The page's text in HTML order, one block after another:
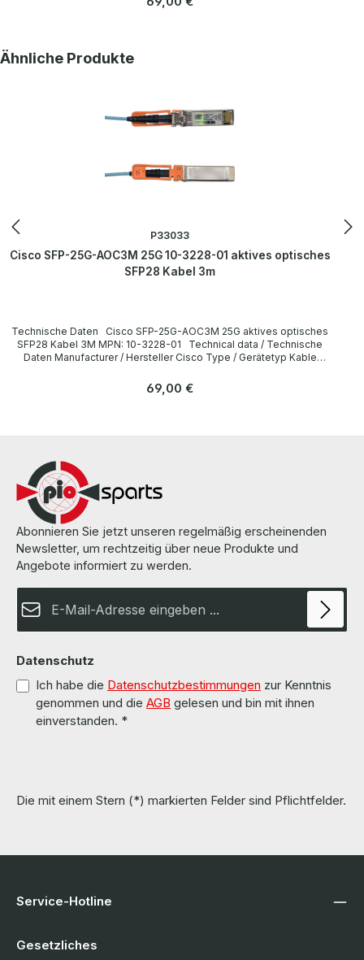
Produktgalerie überspringen
Ähnliche Produkte
P33033
Cisco SFP-25G-AOC3M 25G 10-3228-01 aktives optisches
SFP28 Kabel 3m
Technische Daten Cisco SFP-25G-AOC3M 25G aktives optisches
SFP28 Kabel 3M MPN: 10-3228-01 Technical data / Technische
Daten Manufacturer / Hersteller Cisco Type / Gerätetyp Kable
LieferumfangDelivery Contents / Lieferumfang 1 x Cisco SFP-25G-
manufacturer. Weitere Informationen und Details finden Sie auf den
Regulärer Preis:
69,00 €
Abonnieren Sie jetzt unseren regelmäßig erscheinenden
Newsletter, um rechtzeitig über neue Produkte und
Angebote informiert zu werden.
Datenschutz
Ich habe die Datenschutzbestimmungen zur Kenntnis
genommen und die AGB gelesen und bin mit ihnen
einverstanden. *
Die mit einem Stern (*) markierten Felder sind Pflichtfelder.
Service-Hotline
Gesetzliches